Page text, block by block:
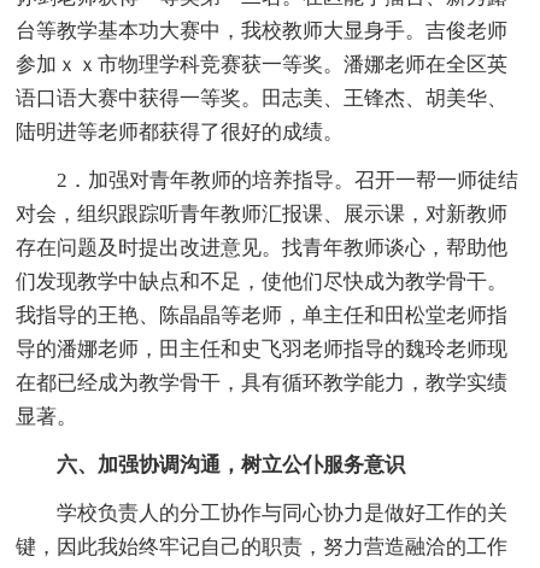
台等教学基本功大赛中，我校教师大显身手。吉俊老师
参加ｘｘ市物理学科竞赛获一等奖。潘娜老师在全区英
语口语大赛中获得一等奖。田志美、王锋杰、胡美华、
陆明进等老师都获得了很好的成绩。
2．加强对青年教师的培养指导。召开一帮一师徒结
对会，组织跟踪听青年教师汇报课、展示课，对新教师
存在问题及时提出改进意见。找青年教师谈心，帮助他
们发现教学中缺点和不足，使他们尽快成为教学骨干。
我指导的王艳、陈晶晶等老师，单主任和田松堂老师指
导的潘娜老师，田主任和史飞羽老师指导的魏玲老师现
在都已经成为教学骨干，具有循环教学能力，教学实绩
显著。
六、加强协调沟通，树立公仆服务意识
学校负责人的分工协作与同心协力是做好工作的关
键，因此我始终牢记自己的职责，努力营造融洽的工作